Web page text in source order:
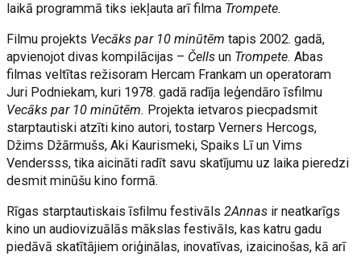
laikā programmā tiks iekļauta arī filma Trompete.
Filmu projekts Vecāks par 10 minūtēm tapis 2002. gadā,
apvienojot divas kompilācijas – Čells un Trompete.Abas
filmas veltītas režisoram Hercam Frankam un operatoram
Juri Podniekam, kuri 1978. gadā radīja leģendāro īsfilmu
Vecāks par 10 minūtēm. Projekta ietvaros piecpadsmit
starptautiski atzīti kino autori, tostarp Verners Hercogs,
Džims Džārmušs, Aki Kaurismeki, Spaiks Lī un Vims
Vendersss, tika aicināti radīt savu skatījumu uz laika pieredzi
desmit minūšu kino formā.
Rīgas starptautiskais īsﬁlmu festivāls2Annas ir neatkarīgs
kino un audiovizuālās mākslas festivāls, kas katru gadu
piedāvā skatītājiem oriģinālas, inovatīvas, izaicinošas, kā arī